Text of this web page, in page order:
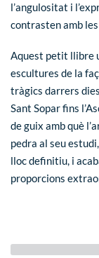
l’angulositat i
contrasten amb
Aquest petit llibre
escultures de la
tràgics darrers
Sant Sopar fins
de guix amb què
pedra al seu
lloc definitiu, i
proporcions